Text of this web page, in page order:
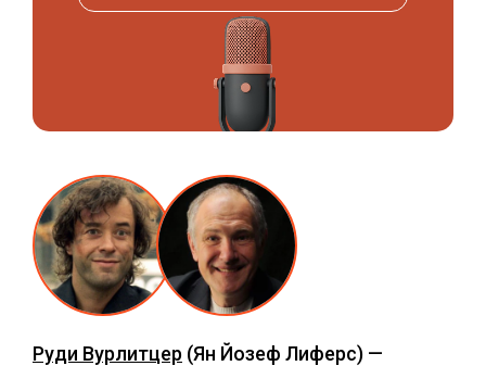
Руди Вурлитцер (Ян Йозеф Лиферс) —